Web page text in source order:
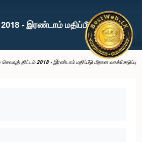
2018 - இரண்டாம் மதிப்பீடு மீதான
செலவுத் திட்டம் 2018 - இரண்டாம் மதிப்பீடு மீதான வாக்கெடுப்பு